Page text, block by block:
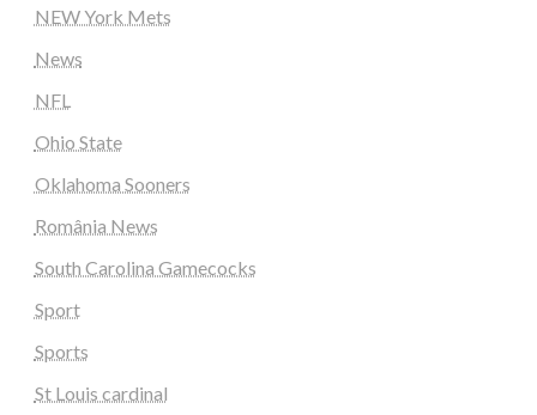
NEW York Mets
News
NFL
Ohio State
Oklahoma Sooners
România News
South Carolina Gamecocks
Sport
Sports
St Louis cardinal